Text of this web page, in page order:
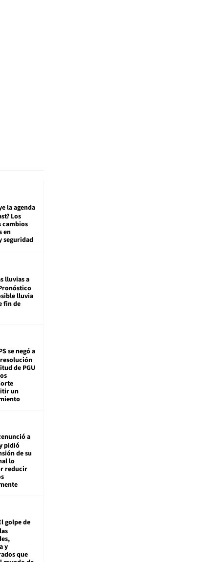
la agenda
Los
cambios
en
seguridad
lluvias a
lluvia
fin de
se negó a
de PGU
un
a
pidió
de su
lo
reducir
golpe de
y
que